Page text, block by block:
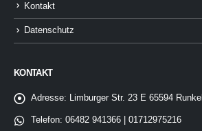
Kontakt
Datenschutz
KONTAKT
Adresse: Limburger Str. 23 E 65594 Runkel
Telefon: 06482 941366 | 01712975216